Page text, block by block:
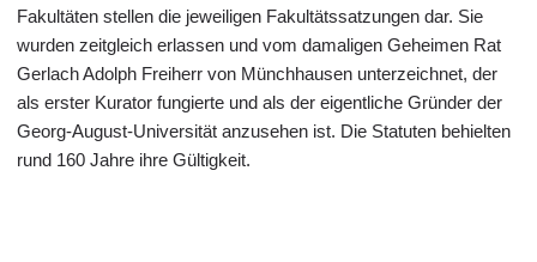
Fakultäten stellen die jeweiligen Fakultätssatzungen dar. Sie
wurden zeitgleich erlassen und vom damaligen Geheimen Rat
Gerlach Adolph Freiherr von Münchhausen unterzeichnet, der
als erster Kurator fungierte und als der eigentliche Gründer der
Georg-August-Universität anzusehen ist. Die Statuten behielten
rund 160 Jahre ihre Gültigkeit.